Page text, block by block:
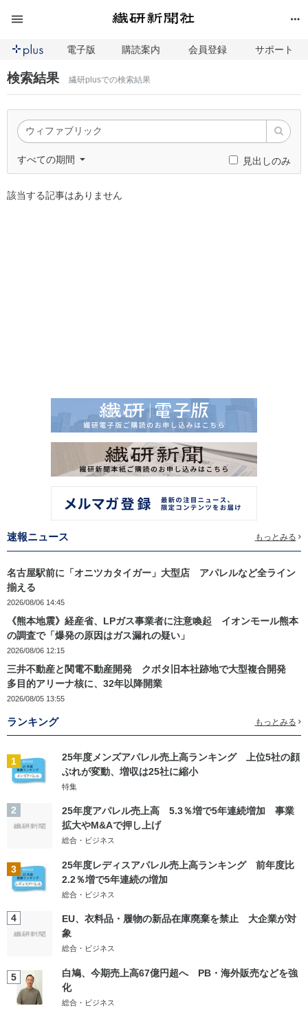
電子版 購読案内 会員登録 サポート
検索結果 繊研plusでの検索結果
すべての期間 見出しのみ
該当する記事はありません
速報ニュース もっとみる
名古屋駅前に「オニツカタイガー」大型店 アパレルなど全ライン
揃える
2026/08/06 14:45
《熊本地震》経産省、LPガス事業者に注意喚起 イオンモール熊本
の調査で「爆発の原因はガス漏れの疑い」
2026/08/06 12:15
三井不動産と関電不動産開発 クボタ旧本社跡地で大型複合開発
多目的アリーナ核に、32年以降開業
2026/08/05 13:55
ランキング もっとみる
1
25年度メンズアパレル売上高ランキング 上位5社の顔
ぶれが変動、増収は25社に縮小
特集
2
25年度アパレル売上高 5.3％増で5年連続増加 事業
拡大やM&Aで押し上げ
総合・ビジネス
3
25年度レディスアパレル売上高ランキング 前年度比
2.2％増で5年連続の増加
総合・ビジネス
4
EU、衣料品・履物の新品在庫廃棄を禁止 大企業が対
象
総合・ビジネス
5
白鳩、今期売上高67億円超へ PB・海外販売などを強
化
総合・ビジネス